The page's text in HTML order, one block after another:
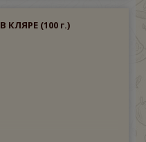
КЛЯРЕ (100 г.)